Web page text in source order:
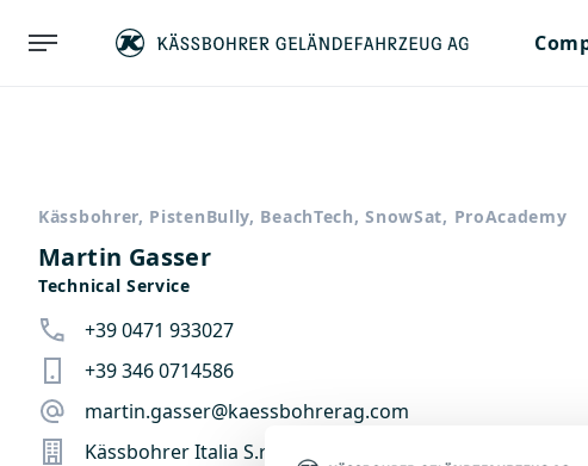
Kässbohrer, PistenBully, BeachTech, SnowSat, ProAcademy
Martin Gasser
Technical Service
+39 0471 933027
+39 346 0714586
martin.gasser@kaessbohrerag.com
Kässbohrer Italia S.r.l.